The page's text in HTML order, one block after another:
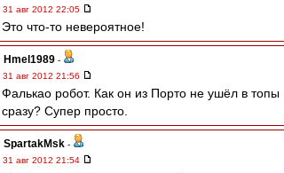
31 авг 2012 22:05
Это что-то невероятное!
Hmel1989 -
31 авг 2012 21:56
Фалькао робот. Как он из Порто не ушёл в топы
сразу? Супер просто.
SpartakMsk -
31 авг 2012 21:54